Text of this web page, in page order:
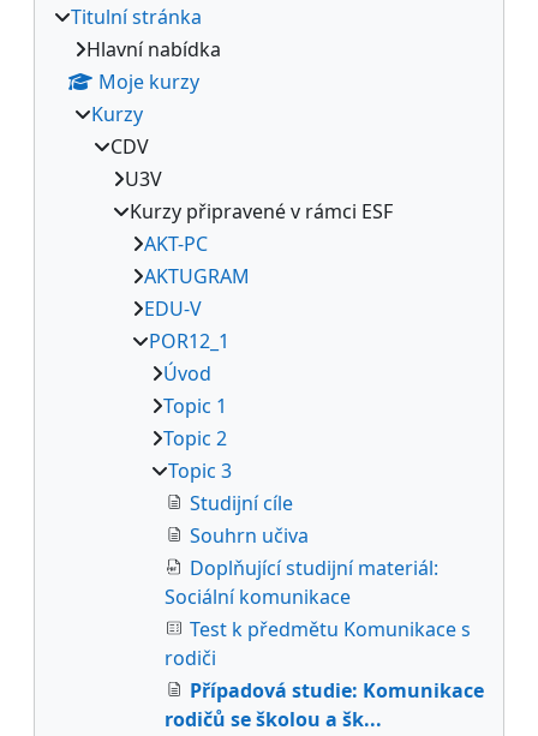
Titulní stránka
Hlavní nabídka
Moje kurzy
Kurzy
CDV
U3V
Kurzy připravené v rámci ESF
AKT-PC
AKTUGRAM
EDU-V
POR12_1
Úvod
Topic 1
Topic 2
Topic 3
Studijní cíle
Souhrn učiva
Doplňující studijní materiál:
Sociální komunikace
Test k předmětu Komunikace s
rodiči
Případová studie: Komunikace
rodičů se školou a šk...